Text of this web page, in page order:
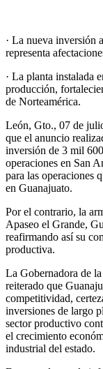
· La nueva inversión
representa
· La planta instalada
producción,
de Norteamérica.
León, Gto., 07 de
que el anuncio
inversión de 3 mil
operaciones en San
para las operaciones
en Guanajuato.
Por el contrario, la
Apaseo el Grande,
reafirmando así su
productiva.
La Gobernadora de
reiterado que
competitividad,
inversiones de largo
sector productivo
el crecimiento
industrial del estado.